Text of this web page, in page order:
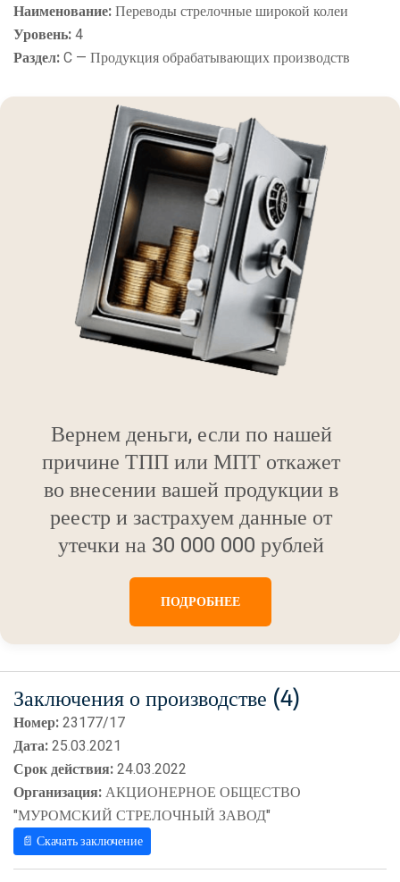
Наименование:Переводы стрелочные широкой колеи
Уровень:4
Раздел:C — Продукция обрабатывающих производств
Вернем деньги, если по нашей
причине ТПП или МПТ откажет
во внесении вашей продукции в
реестр и застрахуем данные от
утечки на 30 000 000 рублей
ПОДРОБНЕЕ
Заключения о производстве (4)
Номер:23177/17
Дата:25.03.2021
Срок действия:24.03.2022
Организация:АКЦИОНЕРНОЕ ОБЩЕСТВО
"МУРОМСКИЙ СТРЕЛОЧНЫЙ ЗАВОД"
📄 Скачать заключение